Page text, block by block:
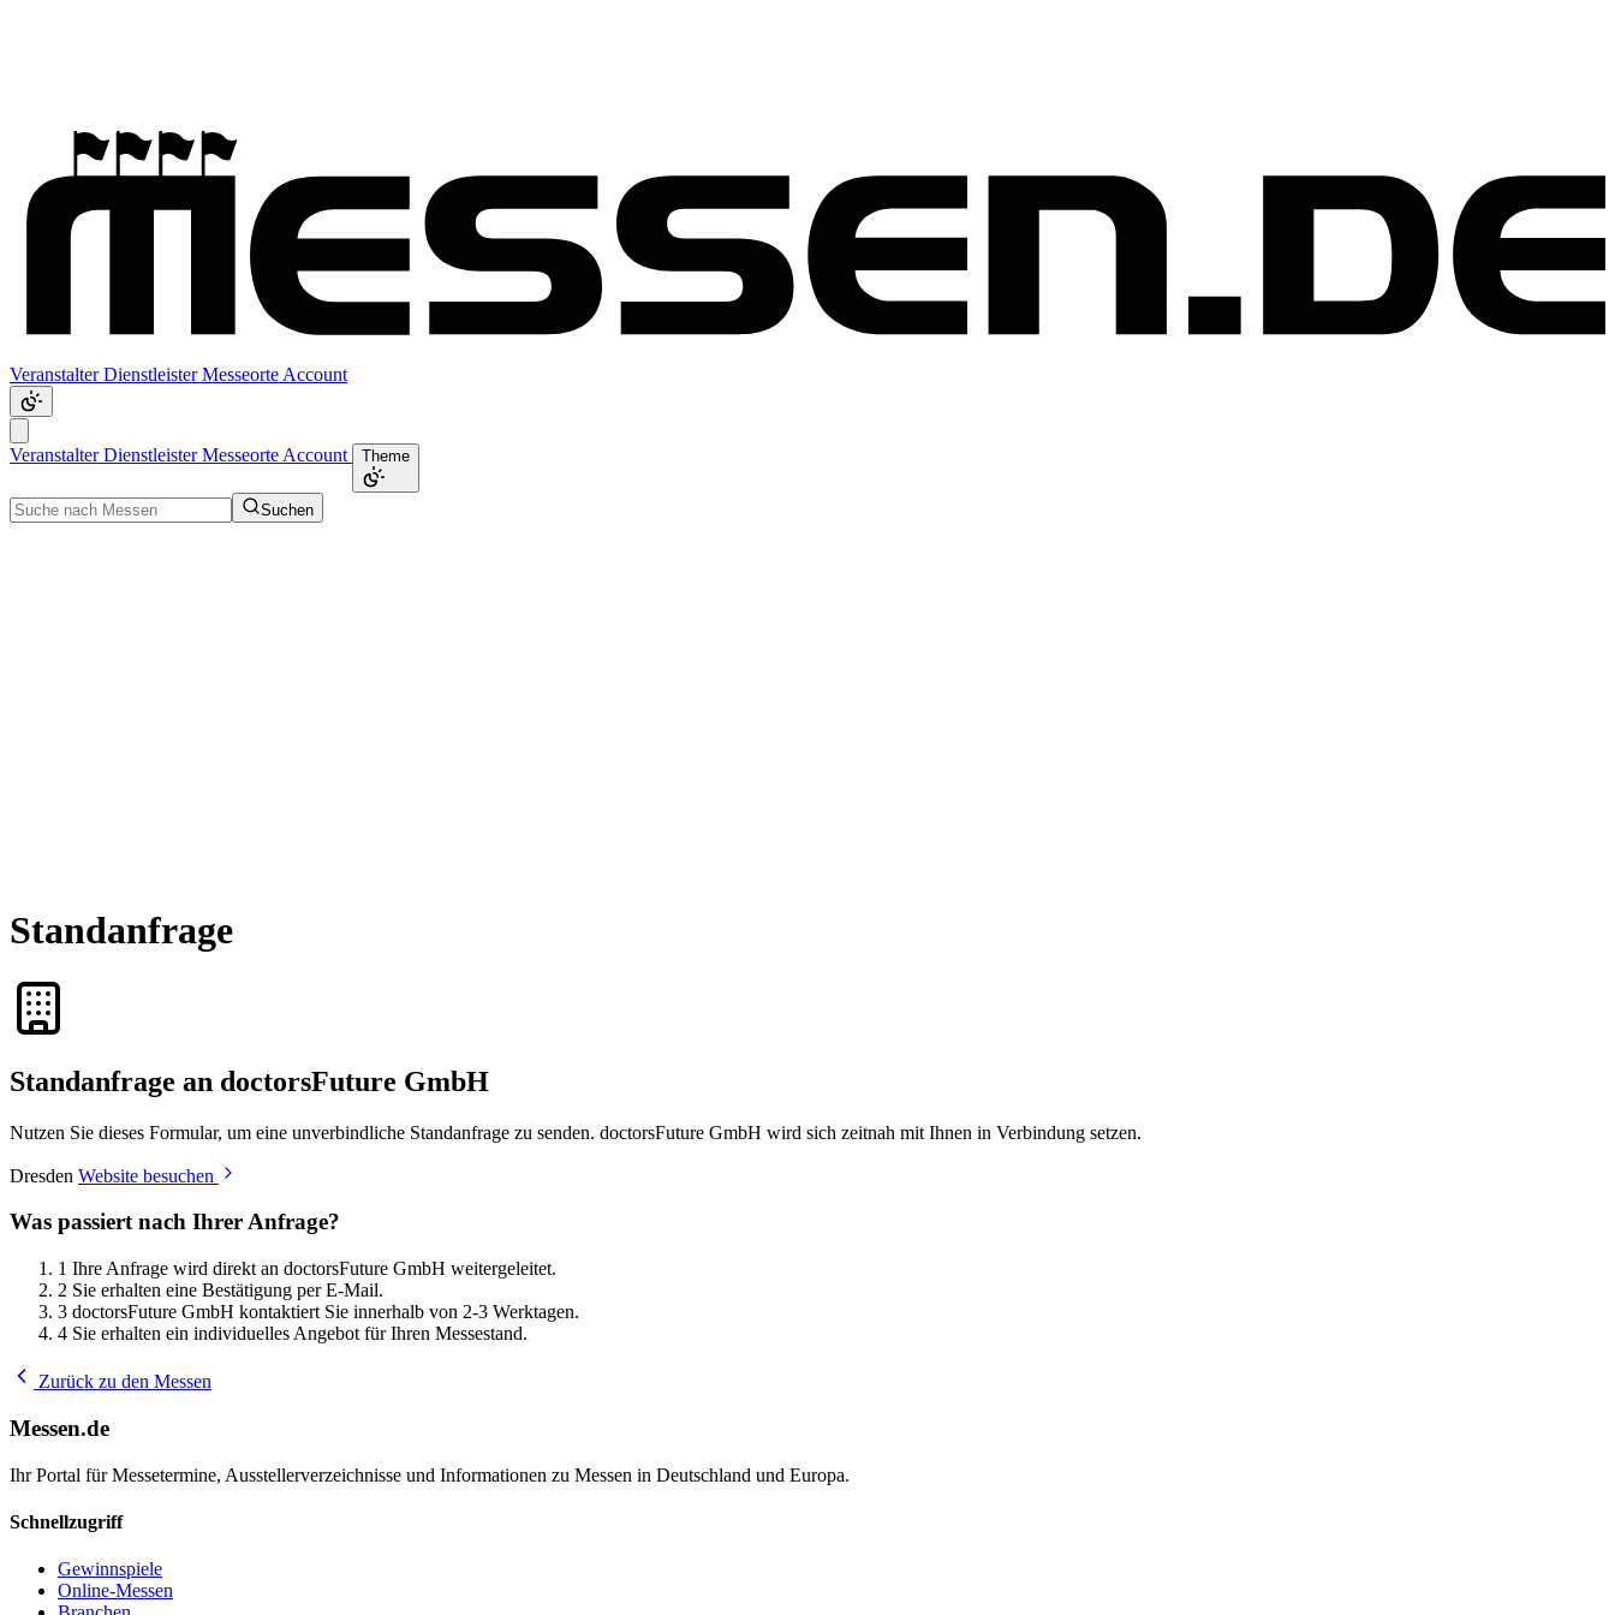
VeranstalterDienstleisterMesseorte Account
VeranstalterDienstleisterMesseorte Account Theme
Suchen
Standanfrage
Standanfrage an doctorsFuture GmbH
Nutzen Sie dieses Formular, um eine unverbindliche Standanfrage zu senden. doctorsFuture GmbH wird sich zeitnah mit Ihnen in Verbindung setzen.
Dresden Website besuchen
Was passiert nach Ihrer Anfrage?
1 Ihre Anfrage wird direkt an doctorsFuture GmbH weitergeleitet.
2 Sie erhalten eine Bestätigung per E-Mail.
3 doctorsFuture GmbH kontaktiert Sie innerhalb von 2-3 Werktagen.
4 Sie erhalten ein individuelles Angebot für Ihren Messestand.
Zurück zu den Messen
Messen.de
Ihr Portal für Messetermine, Ausstellerverzeichnisse und Informationen zu Messen in Deutschland und Europa.
Schnellzugriff
Gewinnspiele
Online-Messen